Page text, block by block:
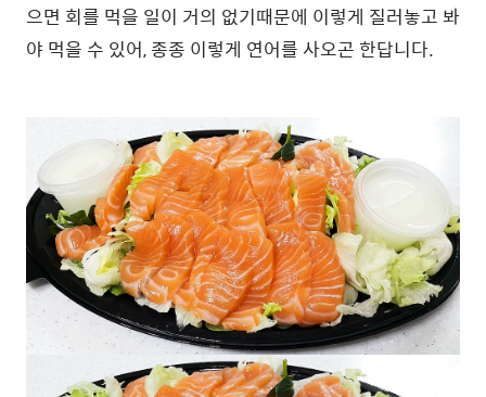
으면 회를 먹을 일이 거의 없기때문에 이렇게 질러놓고 봐
야 먹을 수 있어, 종종 이렇게 연어를 사오곤 한답니다.